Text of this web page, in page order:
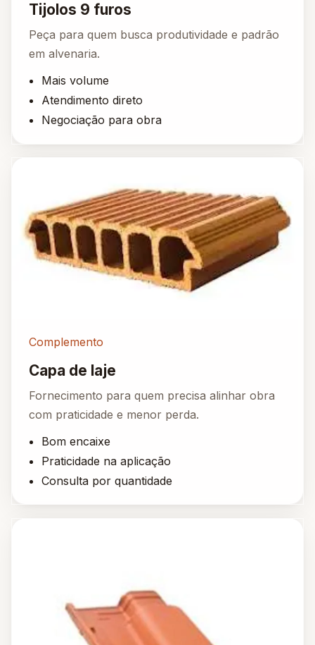
Tijolos 9 furos
Peça para quem busca produtividade e padrão
em alvenaria.
Mais volume
Atendimento direto
Negociação para obra
Complemento
Capa de laje
Fornecimento para quem precisa alinhar obra
com praticidade e menor perda.
Bom encaixe
Praticidade na aplicação
Consulta por quantidade